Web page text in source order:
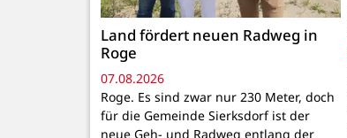
Land fördert neuen Radweg in
Roge
07.08.2026
Roge. Es sind zwar nur 230 Meter, doch
für die Gemeinde Sierksdorf ist der
neue Geh- und Radweg entlang der